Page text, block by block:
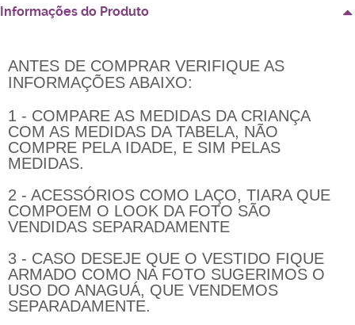
Informações do Produto
ANTES DE COMPRAR VERIFIQUE AS
INFORMAÇÕES ABAIXO:
1 - COMPARE AS MEDIDAS DA CRIANÇA
COM AS MEDIDAS DA TABELA, NÃO
COMPRE PELA IDADE, E SIM PELAS
MEDIDAS.
2 - ACESSÓRIOS COMO LAÇO, TIARA QUE
COMPOEM O LOOK DA FOTO SÃO
VENDIDAS SEPARADAMENTE
3 - CASO DESEJE QUE O VESTIDO FIQUE
ARMADO COMO NA FOTO SUGERIMOS O
USO DO ANAGUÁ, QUE VENDEMOS
SEPARADAMENTE.